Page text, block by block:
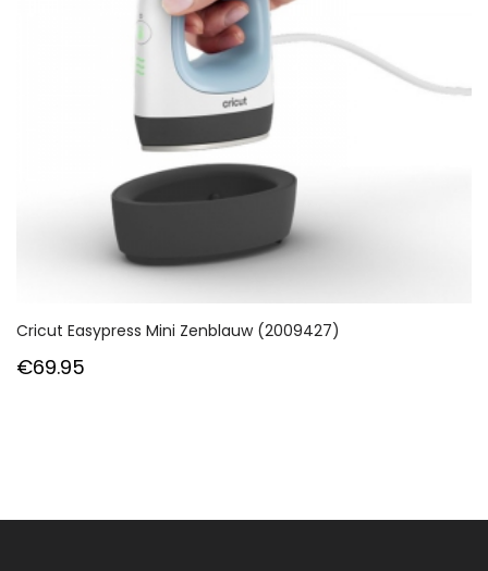
Cricut Easypress Mini Zenblauw (2009427)
€69.95